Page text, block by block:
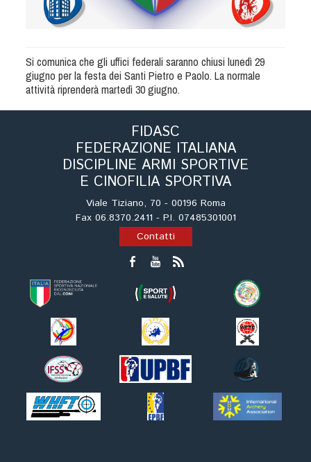
Si comunica che gli uffici federali saranno chiusi lunedì 29
giugno per la festa dei Santi Pietro e Paolo. La normale
attività riprenderà martedì 30 giugno.
FIDASC
FEDERAZIONE ITALIANA
DISCIPLINE ARMI SPORTIVE
E CINOFILIA SPORTIVA
Viale Tiziano, 70 - 00196 Roma
Fax 06.8370.2411 - P.I. 07485301001
Contatti
Modelli e moduli
Albo Atleti Cinofili
Tiro di Campagna
English e Training Sporting
Tiro a Palla
Tiro con l'arco da caccia
Field Target
Softair
Cinofilia Sportiva
Agility
DiscDog